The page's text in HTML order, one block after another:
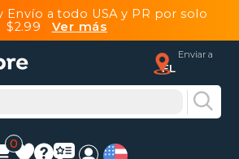
Envío a todo USA y PR por solo
$2.99 Ver más
Enviar a
FL
0